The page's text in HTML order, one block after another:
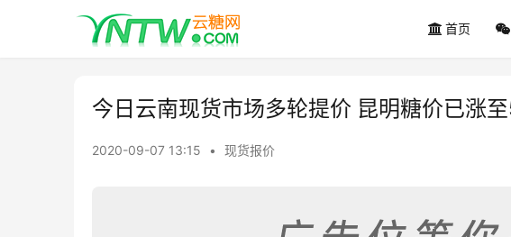
首页
今日云南现货市场多轮提价 昆明糖价已涨
2020-09-07 13:15 • 现货报价